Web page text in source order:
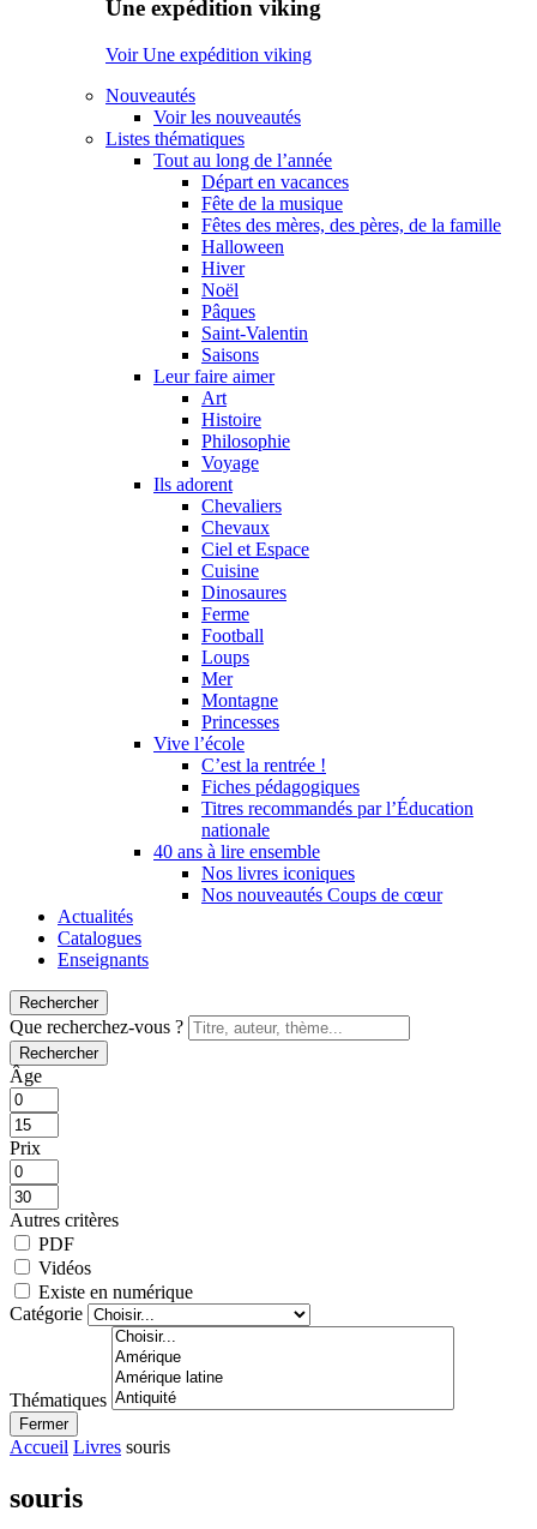
Une expédition viking
Voir Une expédition viking
Nouveautés
Voir les nouveautés
Listes thématiques
Tout au long de l’année
Départ en vacances
Fête de la musique
Fêtes des mères, des pères, de la famille
Halloween
Hiver
Noël
Pâques
Saint-Valentin
Saisons
Leur faire aimer
Art
Histoire
Philosophie
Voyage
Ils adorent
Chevaliers
Chevaux
Ciel et Espace
Cuisine
Dinosaures
Ferme
Football
Loups
Mer
Montagne
Princesses
Vive l’école
C’est la rentrée !
Fiches pédagogiques
Titres recommandés par l’Éducation
nationale
40 ans à lire ensemble
Nos livres iconiques
Nos nouveautés Coups de cœur
Actualités
Catalogues
Enseignants
Rechercher
Que recherchez-vous ?
Rechercher
Âge
Prix
Autres critères
PDF
Vidéos
Existe en numérique
Catégorie
Thématiques
Fermer
Accueil Livres souris
souris